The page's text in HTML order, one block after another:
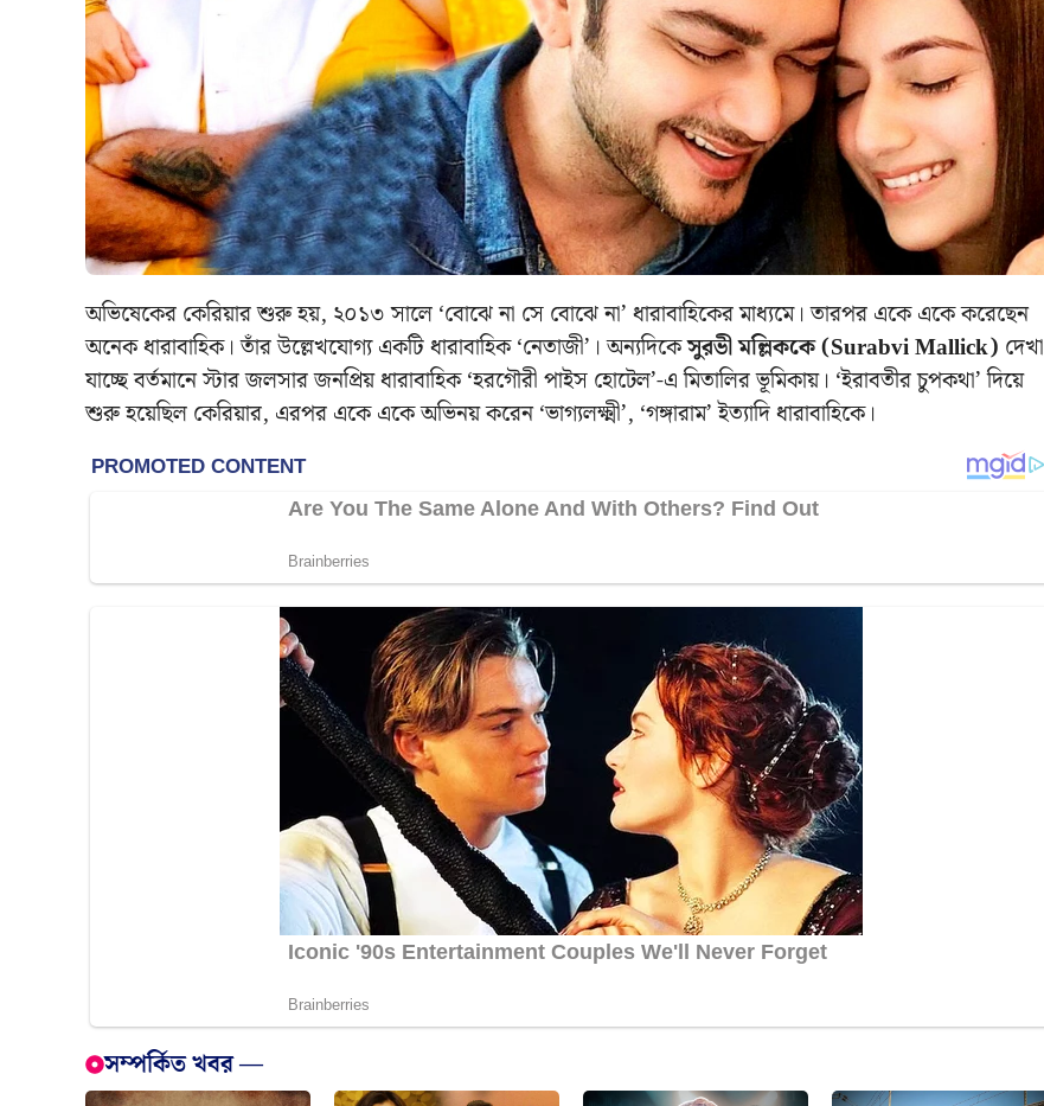
অভিষেকের কেরিয়ার শুরু হয়, ২০১৩ সালে ‘বোঝে না সে বোঝে না’ ধারাবাহিকের মাধ্যমে। তারপর একে একে করেছেন
অনেক ধারাবাহিক। তাঁর উল্লেখযোগ্য একটি ধারাবাহিক ‘নেতাজী’। অন্যদিকেসুরভী মল্লিককে (Surabvi Mallick) দেখা
যাচ্ছে বর্তমানে স্টার জলসার জনপ্রিয় ধারাবাহিক ‘হরগৌরী পাইস হোটেল’-এ মিতালির ভূমিকায়। ‘ইরাবতীর চুপকথা’ দিয়ে
শুরু হয়েছিল কেরিয়ার, এরপর একে একে অভিনয় করেন ‘ভাগ্যলক্ষ্মী’, ‘গঙ্গারাম’ ইত্যাদি ধারাবাহিকে।
সম্পর্কিত খবর —